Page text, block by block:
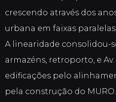
crescendo através dos
urbana em faixas paralelas.
A linearidade consolidou-
armazéns, retroporto, e
edificações pelo
pela construção do MURO.